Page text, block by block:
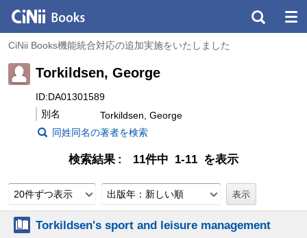
CiNii Books機能統合対応の追加実施をいたしました
Torkildsen, George
ID:DA01301589
別名
Torkildsen, George
同姓同名の著者を検索
検索結果 11件中 1-11 を表示
20件ずつ表示 出版年：新しい順
Torkildsen's sport and leisure management